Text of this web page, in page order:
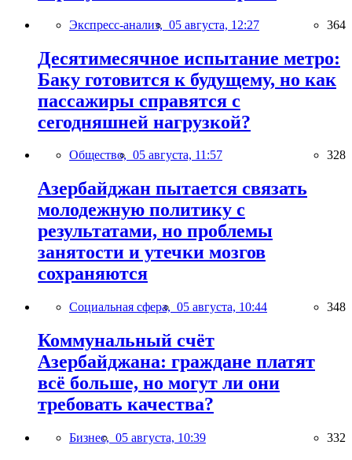
Экспресс-анализ, 05 августа, 12:27 364
Десятимесячное испытание метро:
Баку готовится к будущему, но как
пассажиры справятся с
сегодняшней нагрузкой?
Общество, 05 августа, 11:57 328
Азербайджан пытается связать
молодежную политику с
результатами, но проблемы
занятости и утечки мозгов
сохраняются
Социальная сфера, 05 августа, 10:44 348
Коммунальный счёт
Азербайджана: граждане платят
всё больше, но могут ли они
требовать качества?
Бизнес, 05 августа, 10:39 332